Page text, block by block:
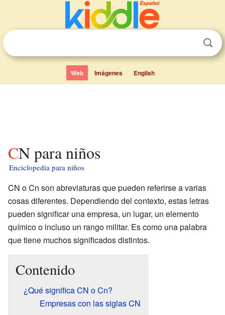
Web Imágenes English
CN para niños
Enciclopedia para niños
CN o Cn son abreviaturas que pueden referirse a varias
cosas diferentes. Dependiendo del contexto, estas letras
pueden significar una empresa, un lugar, un elemento
químico o incluso un rango militar. Es como una palabra
que tiene muchos significados distintos.
Contenido
¿Qué significa CN o Cn?
Empresas con las siglas CN